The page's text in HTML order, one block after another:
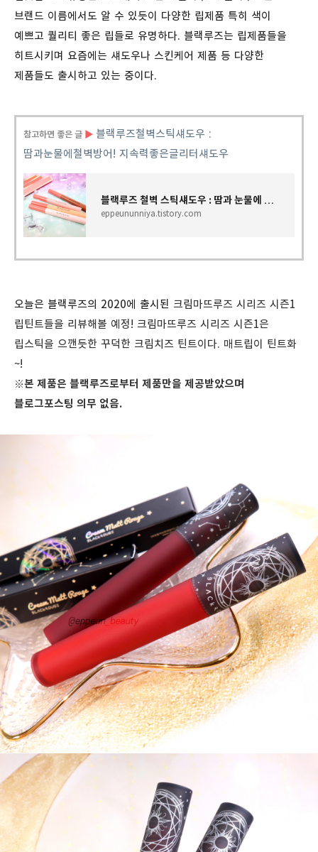
브랜드 이름에서도 알 수 있듯이 다양한 립제품 특히 색이
예쁘고 퀄리티 좋은 립들로 유명하다. 블랙루즈는 립제품들을
히트시키며 요즘에는 섀도우나 스킨케어 제품 등 다양한
제품들도 출시하고 있는 중이다.
참고하면 좋은 글 ▶ 블랙루즈철벽스틱섀도우 :
땀과눈물에 철벽방어 ! 지속력좋은글리터섀도우
블랙루즈 철벽 스틱섀도우 : 땀과 눈물에 철벽방어! 지속력 좋은 글리터섀도우
eppeununniya.tistory.com
오늘은 블랙루즈의 2020에 출시된 크림마뜨루즈 시리즈 시즌1
립틴트들을 리뷰해볼 예정! 크림마뜨루즈 시리즈 시즌1은
립스틱을 으깬듯한 꾸덕한 크림치즈 틴트이다. 매트립이 틴트화
~!
※본 제품은 블랙루즈로부터 제품만을 제공받았으며
블로그포스팅 의무 없음.